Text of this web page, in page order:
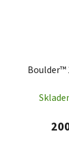
Boulder™